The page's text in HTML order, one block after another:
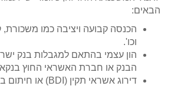
הבאים:
הכנסה קבועה ויציבה כמו
וכו'.
הון עצמי בהתאם למגבלות בנק
הבנק או חברת האשראי החוץ
דירוג אשראי תקין (BDI) או חיתום בנקאי.